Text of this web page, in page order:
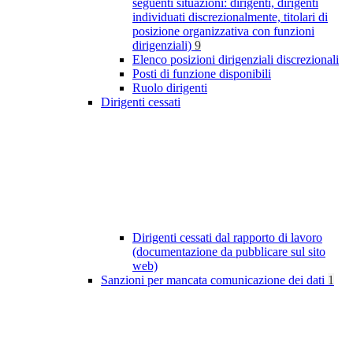
seguenti situazioni: dirigenti, dirigenti
individuati discrezionalmente, titolari di
posizione organizzativa con funzioni
dirigenziali) 9
Elenco posizioni dirigenziali discrezionali
Posti di funzione disponibili
Ruolo dirigenti
Dirigenti cessati
Dirigenti cessati dal rapporto di lavoro
(documentazione da pubblicare sul sito
web)
Sanzioni per mancata comunicazione dei dati 1